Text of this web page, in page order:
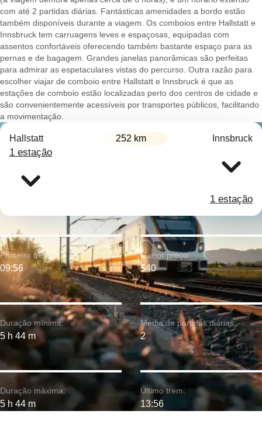
com até 2 partidas diárias. Fantásticas amenidades a bordo estão
também disponíveis durante a viagem. Os comboios entre Hallstatt e
Innsbruck tem carruagens leves e espaçosas, equipadas com
assentos confortáveis oferecendo também bastante espaço para as
pernas e de bagagem. Grandes janelas panorâmicas são perfeitas
para admirar as espetaculares vistas do percurso. Outra razão para
escolher viajar de comboio entre Hallstatt e Innsbruck é que as
estações de comboio estão localizadas perto dos centros de cidade e
são convenientemente acessíveis por transportes públicos, facilitando
a movimentação.
Hallstatt 252 km Innsbruck
1 estação
1 estação
Duração mínima:
5 h 44 m
Primeiro trem:
09:56
Duração máxima:
5 h 44 m
Menor preço:
$40
Média de partidas diárias:
2
Último trem:
13:56